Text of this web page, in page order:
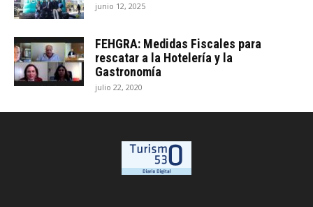
junio 12, 2025
FEHGRA: Medidas Fiscales para
rescatar a la Hotelería y la
Gastronomía
julio 22, 2020